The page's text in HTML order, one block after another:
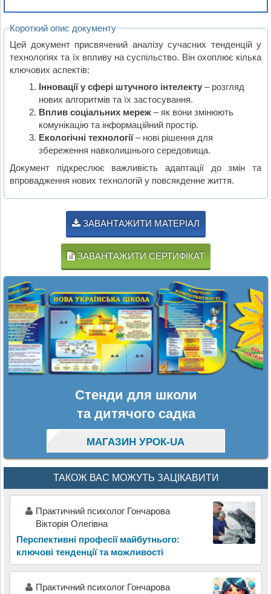
Короткий опис документу
Цей документ присвячений аналізу сучасних тенденцій у
технологіях та їх впливу на суспільство. Він охоплює кілька
ключових аспектів:
Інновації у сфері штучного інтелекту– розгляд
нових алгоритмів та їх застосування.
Вплив соціальних мереж– як вони змінюють
комунікацію та інформаційний простір.
Екологічні технології– нові рішення для
збереження навколишнього середовища.
Документ підкреслює важливість адаптації до змін та
впровадження нових технологій у повсякденне життя.
ЗАВАНТАЖИТИ МАТЕРІАЛ
ЗАВАНТАЖИТИ СЕРТИФІКАТ
Стенди для школи
та дитячого садка
МАГАЗИН УРОК-UA
ТАКОЖ ВАС МОЖУТЬ ЗАЦІКАВИТИ
Практичний психолог Гончарова
Вікторія Олегівна
Перспективні професії майбутнього:
ключові тенденції та можливості
Практичний психолог Гончарова